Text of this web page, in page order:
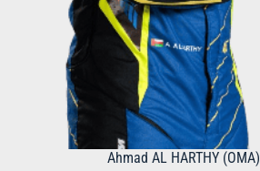
Ahmad AL HARTHY (OMA)